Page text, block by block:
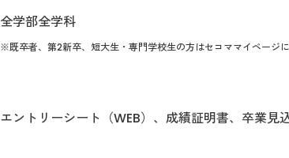
全学部全学科
※既卒者、第2新卒、短大生・専門学校生の方はセコママイページ
エントリーシート（WEB）、成績証明書、卒業